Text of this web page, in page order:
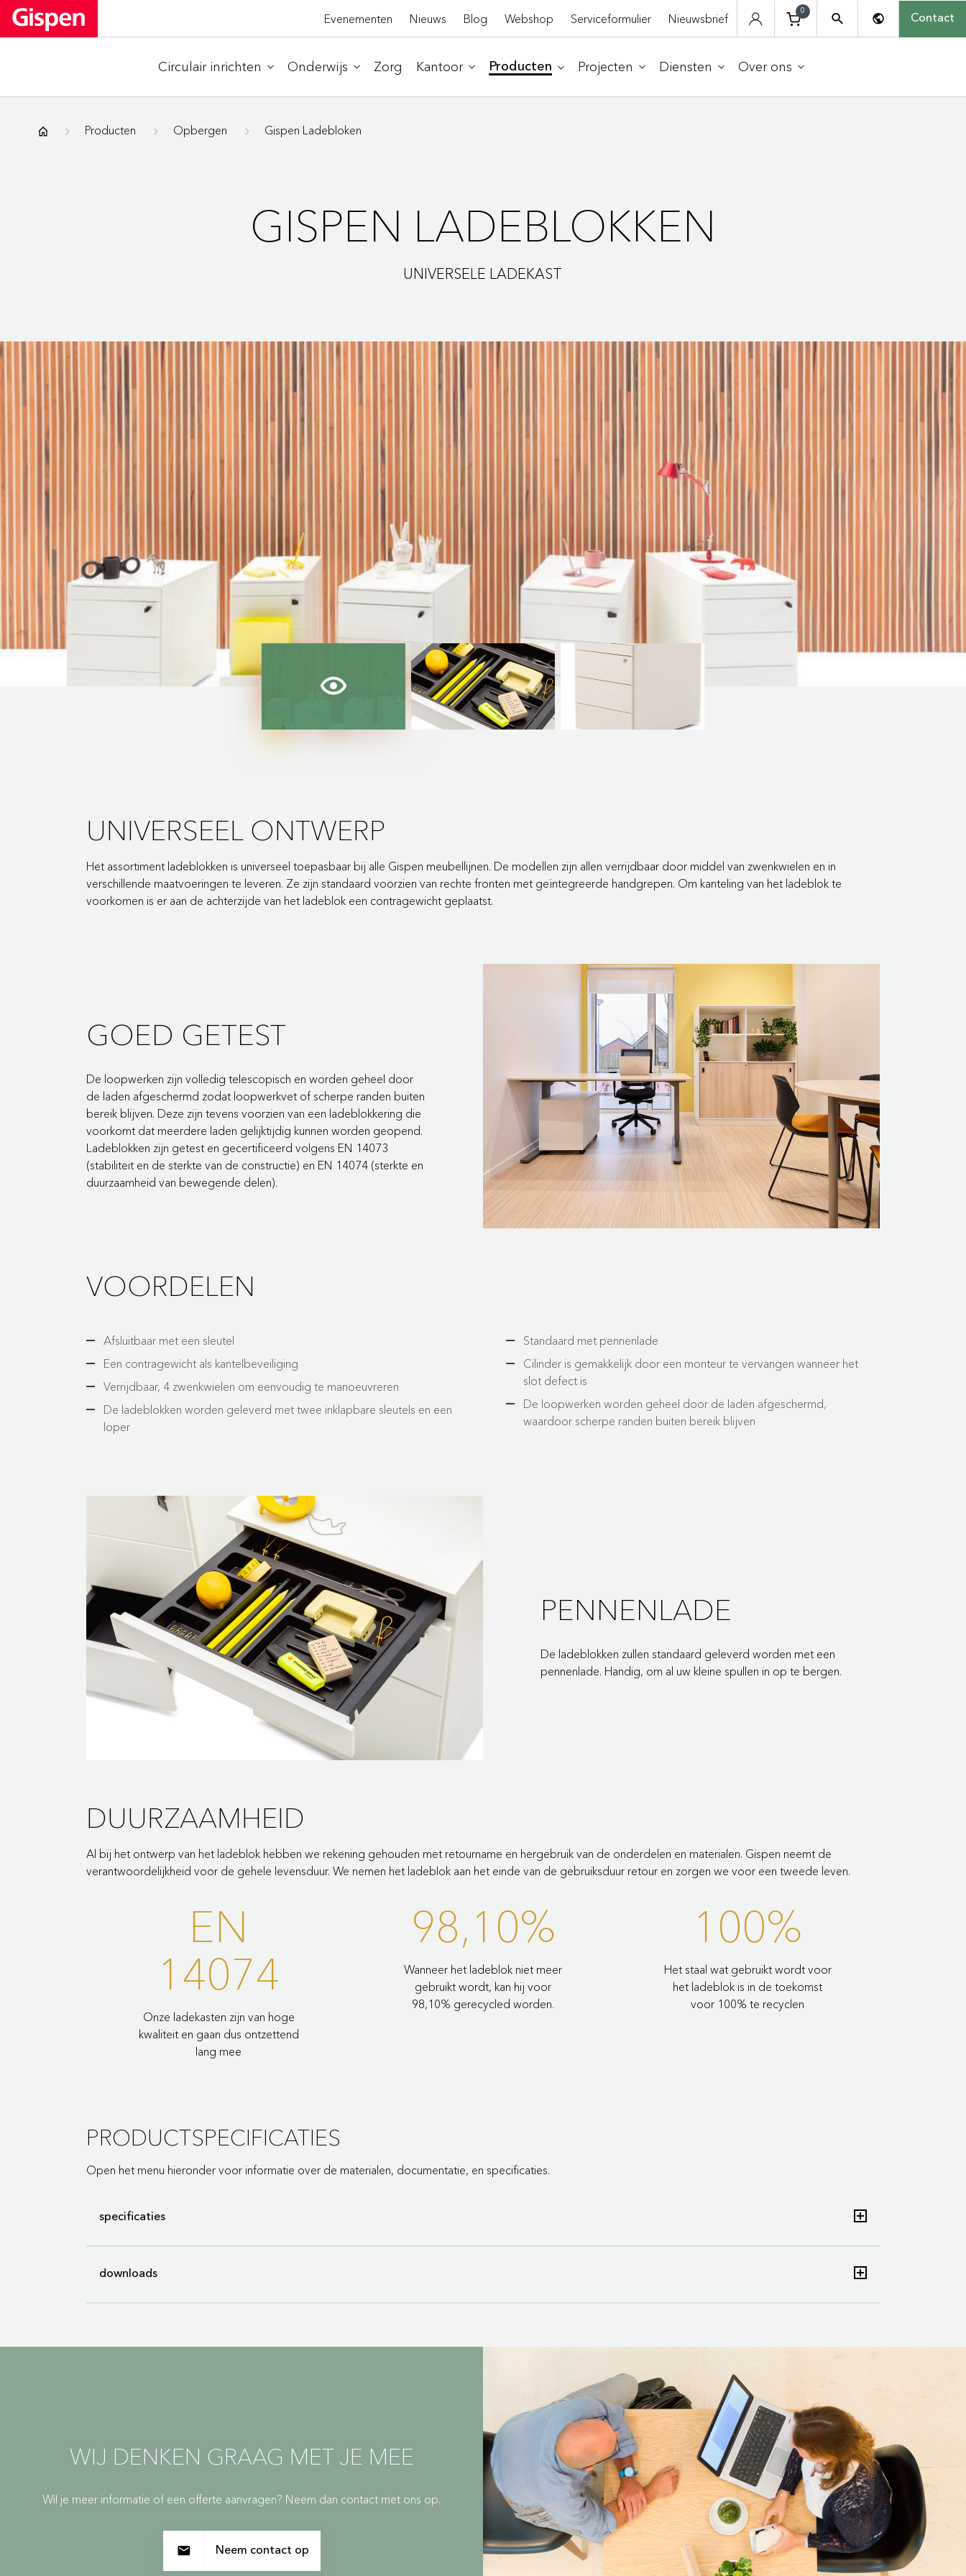
Evenementen Nieuws Blog Webshop Serviceformulier Nieuwsbrief
0
Contact
Circulair inrichten Onderwijs Zorg Kantoor Producten Projecten Diensten Over ons
Gispen Producten Opbergen Gispen Ladebloken
GISPEN LADEBLOKKEN
UNIVERSELE LADEKAST
UNIVERSEEL ONTWERP
Het assortiment ladeblokken is universeel toepasbaar bij alle Gispen meubellijnen. De modellen zijn allen verrijdbaar door middel van zwenkwielen en in
verschillende maatvoeringen te leveren. Ze zijn standaard voorzien van rechte fronten met geïntegreerde handgrepen. Om kanteling van het ladeblok te
voorkomen is er aan de achterzijde van het ladeblok een contragewicht geplaatst.
GOED GETEST
De loopwerken zijn volledig telescopisch en worden geheel door
de laden afgeschermd zodat loopwerkvet of scherpe randen buiten
bereik blijven. Deze zijn tevens voorzien van een ladeblokkering die
voorkomt dat meerdere laden gelijktijdig kunnen worden geopend.
Ladeblokken zijn getest en gecertificeerd volgens EN 14073
(stabiliteit en de sterkte van de constructie) en EN 14074 (sterkte en
duurzaamheid van bewegende delen).
VOORDELEN
Afsluitbaar met een sleutel
Een contragewicht als kantelbeveiliging
Verrijdbaar, 4 zwenkwielen om eenvoudig te manoeuvreren
De ladeblokken worden geleverd met twee inklapbare sleutels en een
loper
Standaard met pennenlade
Cilinder is gemakkelijk door een monteur te vervangen wanneer het
slot defect is
De loopwerken worden geheel door de laden afgeschermd,
waardoor scherpe randen buiten bereik blijven
PENNENLADE
De ladeblokken zullen standaard geleverd worden met een
pennenlade. Handig, om al uw kleine spullen in op te bergen.
DUURZAAMHEID
Al bij het ontwerp van het ladeblok hebben we rekening gehouden met retourname en hergebruik van de onderdelen en materialen. Gispen neemt de
verantwoordelijkheid voor de gehele levensduur. We nemen het ladeblok aan het einde van de gebruiksduur retour en zorgen we voor een tweede leven.
EN
14074
Onze ladekasten zijn van hoge
kwaliteit en gaan dus ontzettend
lang mee
98,10%
Wanneer het ladeblok niet meer
gebruikt wordt, kan hij voor
98,10% gerecycled worden.
100%
Het staal wat gebruikt wordt voor
het ladeblok is in de toekomst
voor 100% te recyclen
PRODUCTSPECIFICATIES
Open het menu hieronder voor informatie over de materialen, documentatie, en specificaties.
specificaties
Merk
Materiaal Staal
downloads
WIJ DENKEN GRAAG MET JE MEE
Wil je meer informatie of een offerte aanvragen? Neem dan contact met ons op.
Neem contact op